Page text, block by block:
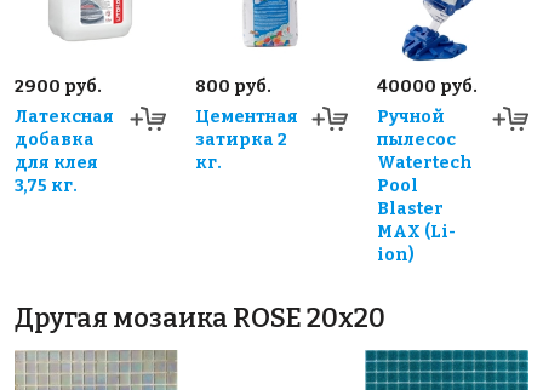
2900 руб.
Латексная
добавка
для клея
3,75 кг.
800 руб.
Цементная
затирка 2
кг.
40000 руб.
Ручной
пылесос
Watertech
Pool
Blaster
MAX (Li-
ion)
Другая мозаика ROSE 20x20